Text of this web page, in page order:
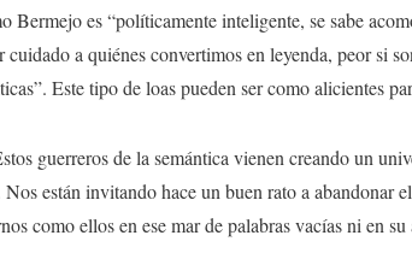
Bermejo es “políticamente inteligente, se sabe
cuidado a quiénes convertimos en leyenda, peor si
Este tipo de loas pueden ser como alicientes
guerreros de la semántica vienen creando un
Nos están invitando hace un buen rato a abandonar
como ellos en ese mar de palabras vacías ni en